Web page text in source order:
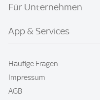
Für Unternehmen
App & Services
Häufige Fragen
Impressum
AGB